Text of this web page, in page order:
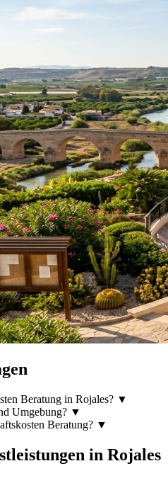
Beratung in Rojales? ▼
Umgebung? ▼
Beratung? ▼
in Rojales